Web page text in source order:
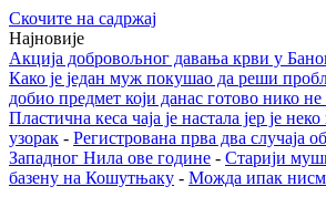
Скочите на садржај
Најновије
Акција добровољног давања крви у
Како је један муж покушао да реши
добио предмет који данас готово нико не
Пластична кеса чаја је настала јер је
узорак - Регистрована прва два случаја
Западног Нила ове године - Старији
базену на Кошутњаку - Можда ипак